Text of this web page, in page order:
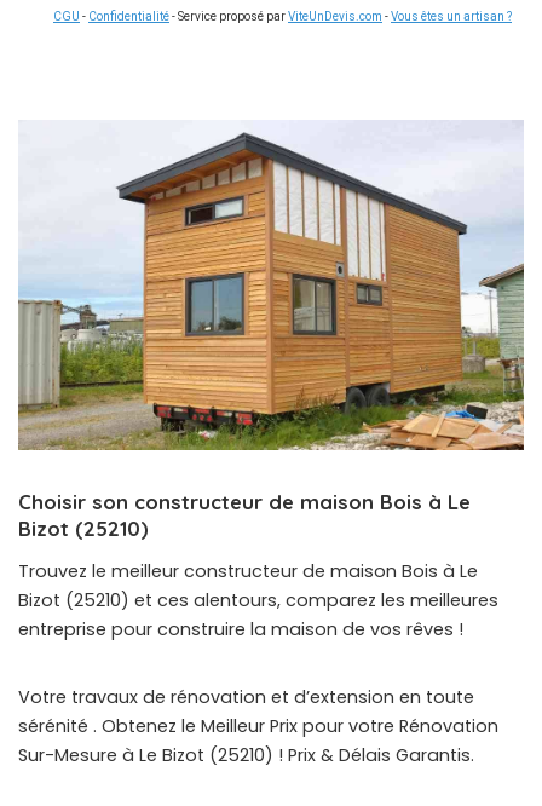
CGU - Confidentialité- Service proposé parViteUnDevis.com -Vous êtes un artisan ?
Choisir son constructeur de maison Bois à Le
Bizot (25210)
Trouvez le meilleur constructeur de maison Bois à Le
Bizot (25210) et ces alentours, comparez les meilleures
entreprise pour construire la maison de vos rêves !
Votre travaux de rénovation et d’extension en toute
sérénité . Obtenez le Meilleur Prix pour votre Rénovation
Sur-Mesure à Le Bizot (25210) ! Prix & Délais Garantis.